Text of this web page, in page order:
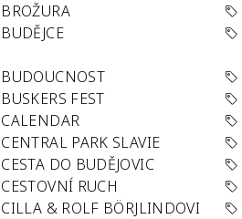
BROŽURA
BUDĚJCE
BUDOUCNOST
BUSKERS FEST
CALENDAR
CENTRAL PARK SLAVIE
CESTA DO BUDĚJOVIC
CESTOVNÍ RUCH
CILLA & ROLF BÖRJLINDOVI